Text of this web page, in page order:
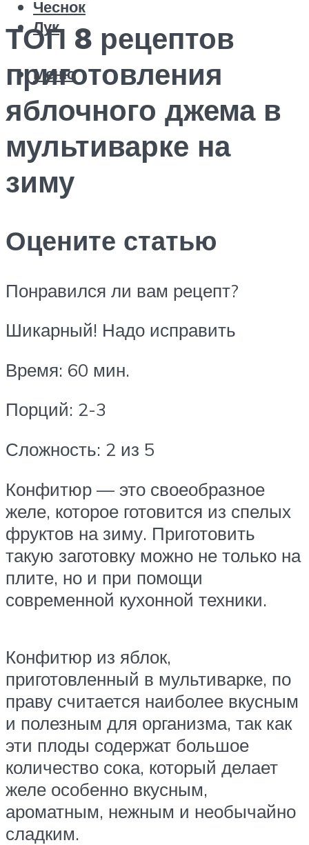
Чеснок
Лук
Меню
ТОП 8 рецептов
приготовления
яблочного джема в
мультиварке на
зиму
Оцените статью
Понравился ли вам рецепт?
Шикарный! Надо исправить
Время: 60 мин.
Порций: 2-3
Сложность: 2 из 5
Конфитюр — это своеобразное
желе, которое готовится из спелых
фруктов на зиму. Приготовить
такую заготовку можно не только на
плите, но и при помощи
современной кухонной техники.
Конфитюр из яблок,
приготовленный в мультиварке, по
праву считается наиболее вкусным
и полезным для организма, так как
эти плоды содержат большое
количество сока, который делает
желе особенно вкусным,
ароматным, нежным и необычайно
сладким.